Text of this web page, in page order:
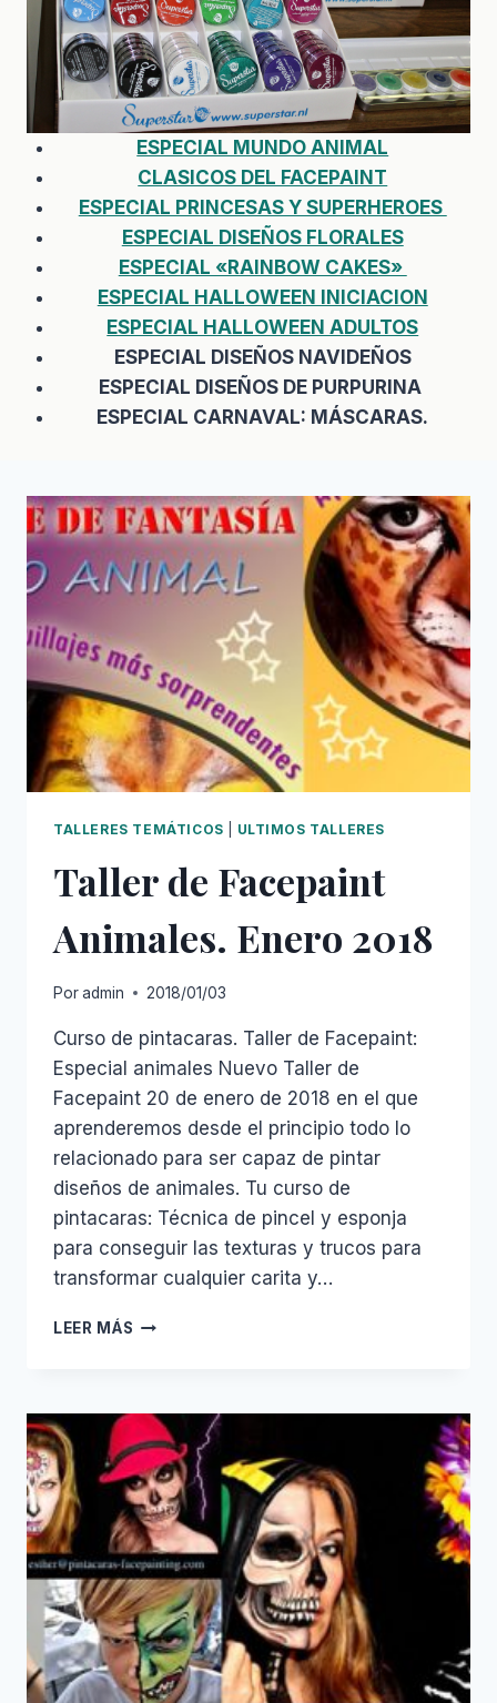
ESPECIAL MUNDO ANIMAL
CLASICOS DEL FACEPAINT
ESPECIAL PRINCESAS Y SUPERHEROES
ESPECIAL DISEÑOS FLORALES
ESPECIAL «RAINBOW CAKES»
ESPECIAL HALLOWEEN INICIACION
ESPECIAL HALLOWEEN ADULTOS
ESPECIAL DISEÑOS NAVIDEÑOS
ESPECIAL DISEÑOS DE PURPURINA
ESPECIAL CARNAVAL: MÁSCARAS.
TALLERES TEMÁTICOS ULTIMOS TALLERES
Taller de Facepaint
Animales. Enero 2018
Poradmin 2018/01/03
Curso de pintacaras. Taller de Facepaint:
Especial animales Nuevo Taller de
Facepaint 20 de enero de 2018 en el que
aprenderemos desde el principio todo lo
relacionado para ser capaz de pintar
diseños de animales. Tu curso de
pintacaras: Técnica de pincel y esponja
para conseguir las texturas y trucos para
transformar cualquier carita y…
LEER MÁS TALLER
ENERO
2018